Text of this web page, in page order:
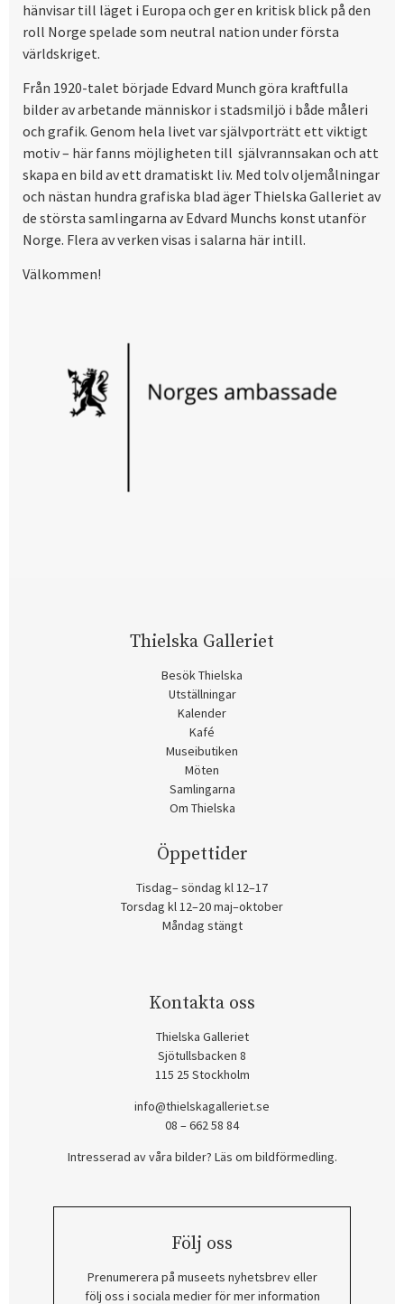
hänvisar till läget i Europa och ger en kritisk blick på den
roll Norge spelade som neutral nation under första
världskriget.
Från 1920-talet började Edvard Munch göra kraftfulla
bilder av arbetande människor i stadsmiljö i både måleri
och grafik. Genom hela livet var självporträtt ett viktigt
motiv – här fanns möjligheten till självrannsakan och att
skapa en bild av ett dramatiskt liv. Med tolv oljemålningar
och nästan hundra grafiska blad äger Thielska Galleriet av
de största samlingarna av Edvard Munchs konst utanför
Norge. Flera av verken visas i salarna här intill.
Välkommen!
Thielska Galleriet
Besök Thielska
Utställningar
Kalender
Kafé
Museibutiken
Möten
Samlingarna
Om Thielska
Öppettider
Tisdag– söndag kl 12–17
Torsdag kl 12–20 maj–oktober
Måndag stängt
Kontakta oss
Thielska Galleriet
Sjötullsbacken 8
115 25 Stockholm
info@thielskagalleriet.se
08 – 662 58 84
Intresserad av våra bilder? Läs om bildförmedling.
Följ oss
Prenumerera på museets nyhetsbrev eller
följ oss i sociala medier för mer information